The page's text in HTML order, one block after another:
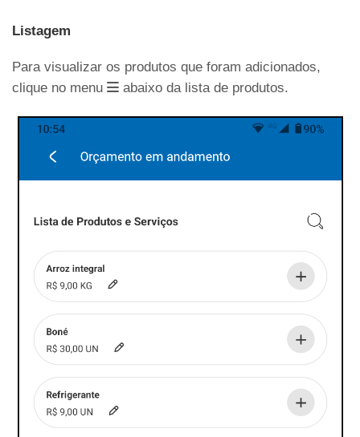
Listagem
Para visualizar os produtos que foram adicionados,
clique no menu
abaixo da lista de produtos.